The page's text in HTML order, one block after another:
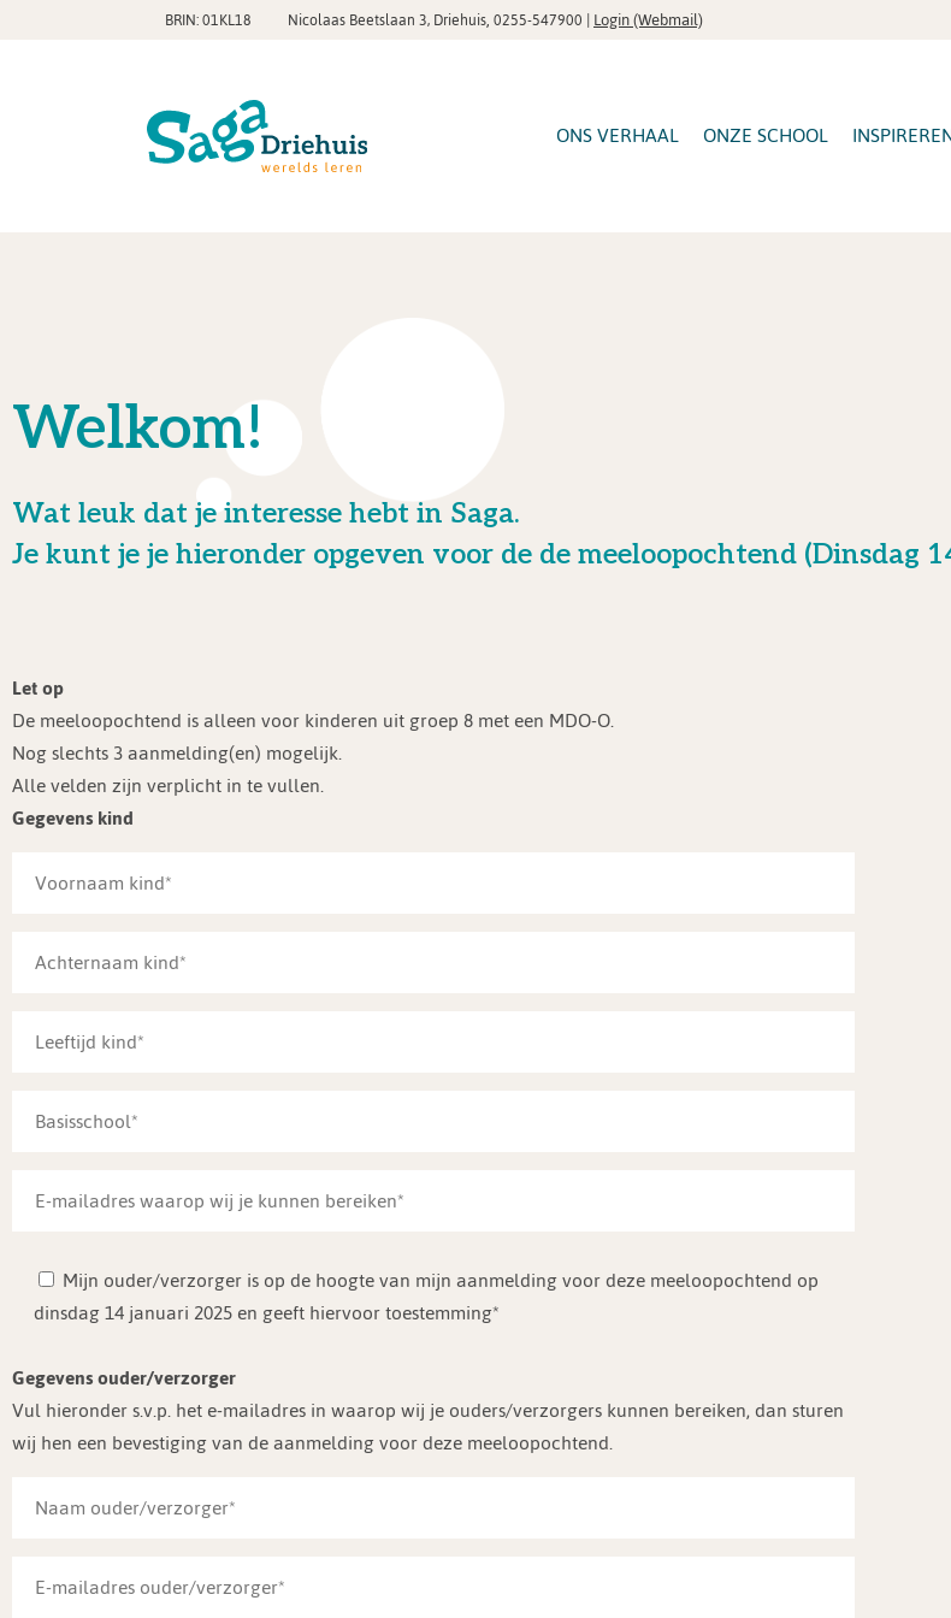
BRIN: 01KL18 Nicolaas Beetslaan 3, Driehuis,0255-547900 |Login (Webmail)
ONS VERHAAL ONZE SCHOOL
Welkom!
Wat leuk dat je interesse hebt in Saga.
Je kunt je je hieronder opgeven voor de de meeloopochtend (Dinsdag
Let op
De meeloopochtend is alleen voor kinderen uit groep 8 met een MDO-O.
Nog slechts 3 aanmelding(en) mogelijk.
Alle velden zijn verplicht in te vullen.
Gegevens kind
Mijn ouder/verzorger is op de hoogte van mijn aanmelding voor deze meeloopochtend op
dinsdag 14 januari 2025 en geeft hiervoor toestemming*
Gegevens ouder/verzorger
Vul hieronder s.v.p. het e-mailadres in waarop wij je ouders/verzorgers kunnen bereiken, dan sturen
wij hen een bevestiging van de aanmelding voor deze meeloopochtend.